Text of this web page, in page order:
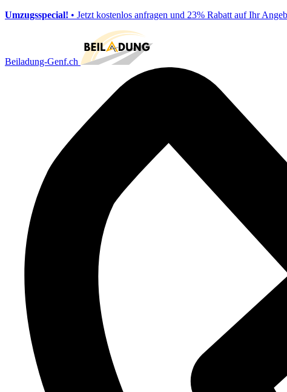
Umzugsspecial! • Jetzt kostenlos anfragen und 23% Rabatt auf Ihr
Beiladung-Genf.ch